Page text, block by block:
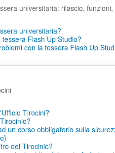
universitaria: rilascio, funzioni,
universitaria?
Flash Up Studio?
con la tessera Flash Up
Tirocini?
un corso obbligatorio sulla
del Tirocinio?